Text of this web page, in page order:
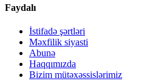
Faydalı
İstifadə şərtləri
Məxfilik siyasti
Abunə
Haqqımızda
Bizim mütəxəssislərimiz